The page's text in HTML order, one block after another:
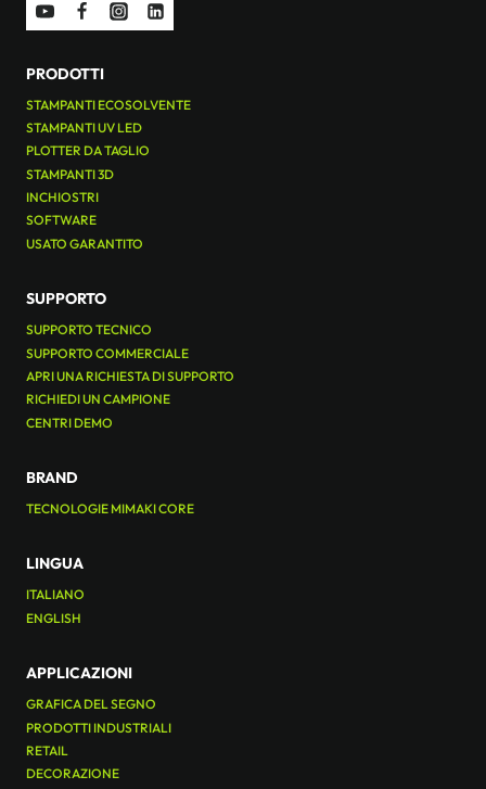
PRODOTTI
STAMPANTI ECOSOLVENTE
STAMPANTI UV LED
PLOTTER DA TAGLIO
STAMPANTI 3D
INCHIOSTRI
SOFTWARE
USATO GARANTITO
SUPPORTO
SUPPORTO TECNICO
SUPPORTO COMMERCIALE
APRI UNA RICHIESTA DI SUPPORTO
RICHIEDI UN CAMPIONE
CENTRI DEMO
BRAND
TECNOLOGIE MIMAKI CORE
LINGUA
ITALIANO
ENGLISH
APPLICAZIONI
GRAFICA DEL SEGNO
PRODOTTI INDUSTRIALI
RETAIL
DECORAZIONE